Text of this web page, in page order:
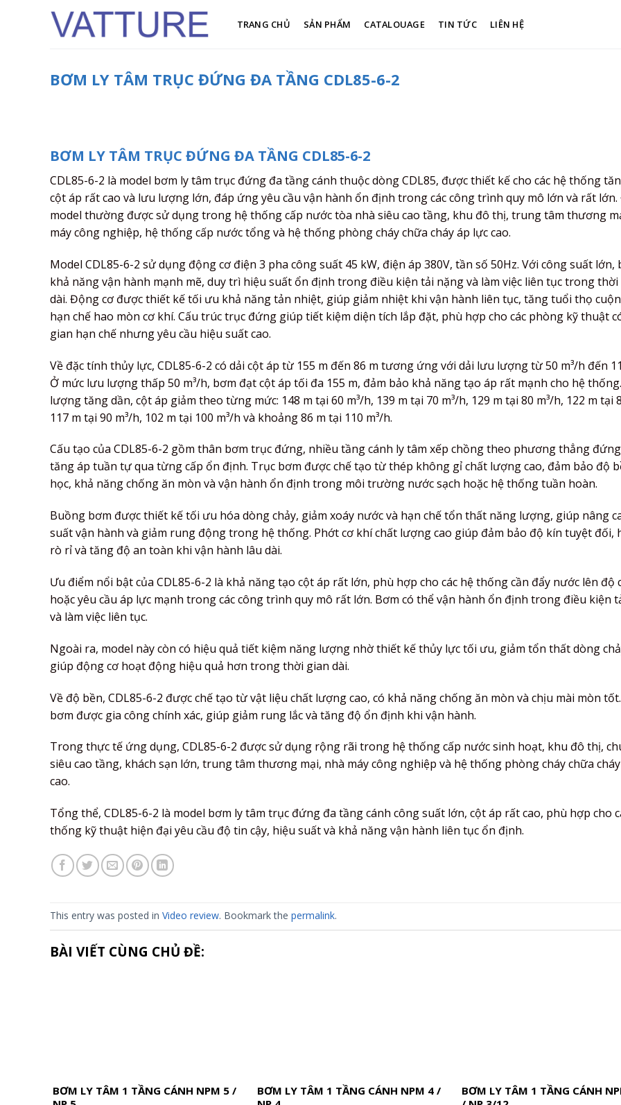
TRANG CHỦ SẢN PHẨM CATALOUAGE TIN TỨC LIÊN HỆ
BƠM LY TÂM TRỤC ĐỨNG ĐA TẦNG CDL85-6-2
BƠM LY TÂM TRỤC ĐỨNG ĐA TẦNG CDL85-6-2
CDL85-6-2 là model bơm ly tâm trục đứng đa tầng cánh thuộc dòng CDL85, được thiết kế cho các hệ thống
cột áp rất cao và lưu lượng lớn, đáp ứng yêu cầu vận hành ổn định trong các công trình quy mô lớn và rất lớn.
model thường được sử dụng trong hệ thống cấp nước tòa nhà siêu cao tầng, khu đô thị, trung tâm thương
máy công nghiệp, hệ thống cấp nước tổng và hệ thống phòng cháy chữa cháy áp lực cao.
Model CDL85-6-2 sử dụng động cơ điện 3 pha công suất 45 kW, điện áp 380V, tần số 50Hz. Với công suất lớn,
khả năng vận hành mạnh mẽ, duy trì hiệu suất ổn định trong điều kiện tải nặng và làm việc liên tục trong thời
dài. Động cơ được thiết kế tối ưu khả năng tản nhiệt, giúp giảm nhiệt khi vận hành liên tục, tăng tuổi thọ cuộn
hạn chế hao mòn cơ khí. Cấu trúc trục đứng giúp tiết kiệm diện tích lắp đặt, phù hợp cho các phòng kỹ thuật
gian hạn chế nhưng yêu cầu hiệu suất cao.
Về đặc tính thủy lực, CDL85-6-2 có dải cột áp từ 155 m đến 86 m tương ứng với dải lưu lượng từ 50 m³/h đến
Ở mức lưu lượng thấp 50 m³/h, bơm đạt cột áp tối đa 155 m, đảm bảo khả năng tạo áp rất mạnh cho hệ
lượng tăng dần, cột áp giảm theo từng mức: 148 m tại 60 m³/h, 139 m tại 70 m³/h, 129 m tại 80 m³/h, 122 m tại
117 m tại 90 m³/h, 102 m tại 100 m³/h và khoảng 86 m tại 110 m³/h.
Cấu tạo của CDL85-6-2 gồm thân bơm trục đứng, nhiều tầng cánh ly tâm xếp chồng theo phương thẳng
tăng áp tuần tự qua từng cấp ổn định. Trục bơm được chế tạo từ thép không gỉ chất lượng cao, đảm bảo độ
học, khả năng chống ăn mòn và vận hành ổn định trong môi trường nước sạch hoặc hệ thống tuần hoàn.
Buồng bơm được thiết kế tối ưu hóa dòng chảy, giảm xoáy nước và hạn chế tổn thất năng lượng, giúp nâng
suất vận hành và giảm rung động trong hệ thống. Phớt cơ khí chất lượng cao giúp đảm bảo độ kín tuyệt đối,
rò rỉ và tăng độ an toàn khi vận hành lâu dài.
Ưu điểm nổi bật của CDL85-6-2 là khả năng tạo cột áp rất lớn, phù hợp cho các hệ thống cần đẩy nước lên độ
hoặc yêu cầu áp lực mạnh trong các công trình quy mô rất lớn. Bơm có thể vận hành ổn định trong điều kiện
và làm việc liên tục.
Ngoài ra, model này còn có hiệu quả tiết kiệm năng lượng nhờ thiết kế thủy lực tối ưu, giảm tổn thất dòng
giúp động cơ hoạt động hiệu quả hơn trong thời gian dài.
Về độ bền, CDL85-6-2 được chế tạo từ vật liệu chất lượng cao, có khả năng chống ăn mòn và chịu mài mòn
bơm được gia công chính xác, giúp giảm rung lắc và tăng độ ổn định khi vận hành.
Trong thực tế ứng dụng, CDL85-6-2 được sử dụng rộng rãi trong hệ thống cấp nước sinh hoạt, khu đô thị,
siêu cao tầng, khách sạn lớn, trung tâm thương mại, nhà máy công nghiệp và hệ thống phòng cháy chữa
cao.
Tổng thể, CDL85-6-2 là model bơm ly tâm trục đứng đa tầng cánh công suất lớn, cột áp rất cao, phù hợp cho
thống kỹ thuật hiện đại yêu cầu độ tin cậy, hiệu suất và khả năng vận hành liên tục ổn định.
This entry was posted in Video review. Bookmark the permalink.
BÀI VIẾT CÙNG CHỦ ĐỀ:
BƠM LY TÂM 1 TẦNG CÁNH NPM 5 /
BƠM LY TÂM 1 TẦNG CÁNH NPM 4 /
BƠM LY TÂM 1 TẦNG CÁNH